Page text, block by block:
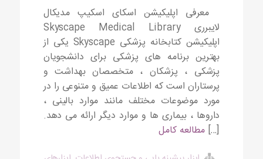
معرفی اپلیکیشن اسکای اسکیپ مدیکال
لایبرری Skyscape Medical Library
اپلیکیشن کتابخانه پزشکی Skyscape یکی از
بهترین برنامه های پزشکی برای دانشجویان
پزشکی ، پزشکان ، متخصصان بهداشت و
پرستاران است که اطلاعات عمیق و متنوعی را در
مورد موضوعات مختلف مانند موارد بالینی ،
داروها ، بیماری ها و موارد دیگر ارائه می دهد.
[…]مطالعه کامل